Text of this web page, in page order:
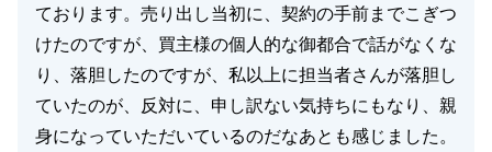
ております。売り出し当初に、契約の手前までこぎつ
けたのですが、買主様の個人的な御都合で話がなくな
り、落胆したのですが、私以上に担当者さんが落胆し
ていたのが、反対に、申し訳ない気持ちにもなり、親
身になっていただいているのだなあとも感じました。